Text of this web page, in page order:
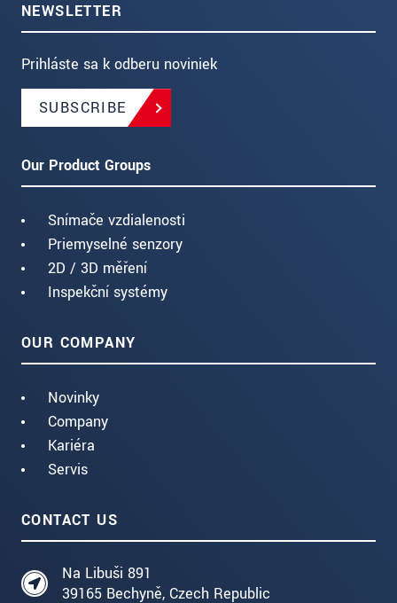
NEWSLETTER
Prihláste sa k odberu noviniek
SUBSCRIBE
Our Product Groups
Snímače vzdialenosti
Priemyselné senzory
2D / 3D měření
Inspekční systémy
OUR COMPANY
Novinky
Company
Kariéra
Servis
CONTACT US
Na Libuši 891
39165 Bechyně, Czech Republic